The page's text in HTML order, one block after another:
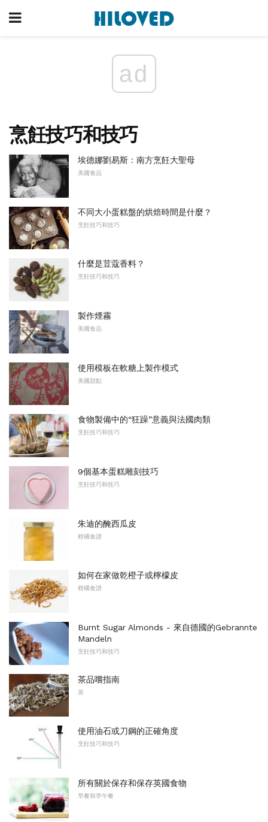
ad
烹飪技巧和技巧
埃德娜劉易斯：南方烹飪大聖母
美國食品
不同大小蛋糕盤的烘焙時間是什麼？
烹飪技巧和技巧
什麼是荳蔻香料？
烹飪技巧和技巧
製作煙霧
美國食品
使用模板在軟糖上製作模式
美國甜點
食物製備中的“狂躁”意義與法國肉類
烹飪技巧和技巧
9個基本蛋糕雕刻技巧
烹飪技巧和技巧
朱迪的醃西瓜皮
柑橘食譜
如何在家做乾橙子或檸檬皮
柑橘食譜
Burnt Sugar Almonds - 來自德國的Gebrannte
Mandeln
烹飪技巧和技巧
茶品嚐指南
茶
使用油石或刀鋼的正確角度
烹飪技巧和技巧
所有關於保存和保存英國食物
早餐和早午餐